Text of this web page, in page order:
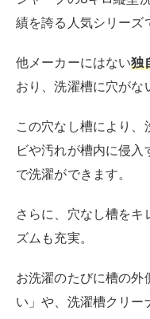
パナソニックの縦型洗
高い洗浄力と省エネ性
インバーターはモータ
能で、さまざまな洗
騒音を実現しています。
液体洗剤と柔軟剤の
計量して投入するので
また専用アプリを使え
作や進捗確認ができる